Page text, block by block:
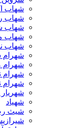
شهاب
شهاب
شهاب
شهاب
شهاب
شهرام
شهرام
شهرام
شهیاد
شیث